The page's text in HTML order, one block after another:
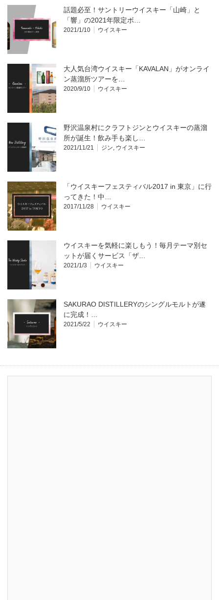
話題必至！サントリーウイスキー「山崎」と
「響」の2021年限定ボ…
2021/1/10 ウイスキー
大人気台湾ウイスキー「KAVALAN」がオンライ
ン蒸溜所ツアーを…
2020/9/10 ウイスキー
野沢温泉村にクラフトジンとウイスキーの蒸溜
所が誕生！飲み手も楽し…
2021/11/21 ジン, ウイスキー
「ウイスキーフェスティバル2017 in 東京」に行
ってきた！中…
2017/11/28 ウイスキー
ウイスキーを気軽に楽しもう！毎月テーマ別セ
ットが届くサービス「ザ…
2021/1/3 ウイスキー
SAKURAO DISTILLERYのシングルモルトが遂
に完成！…
2021/5/22 ウイスキー